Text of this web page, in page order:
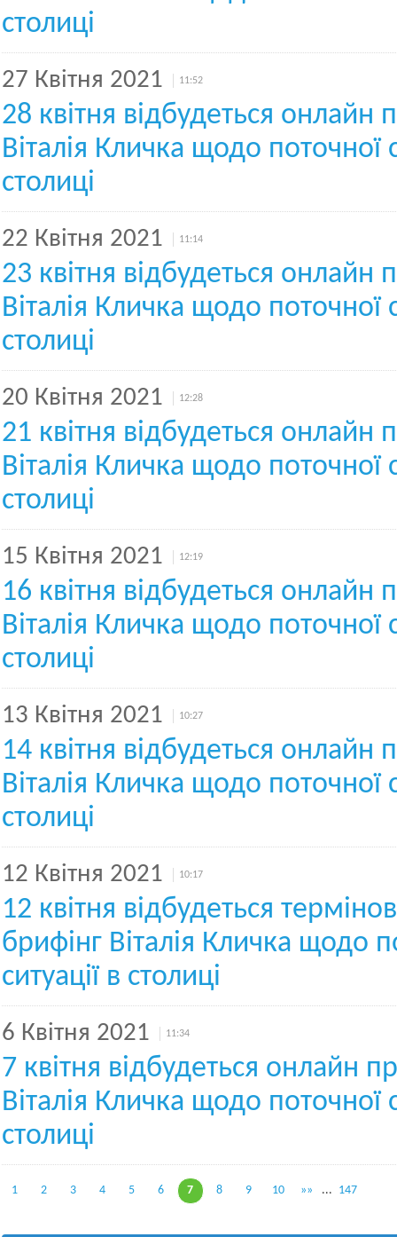
столиці
27 Квітня 2021 11:52
28 квітня відбудеться онлайн
Віталія Кличка щодо поточної
столиці
22 Квітня 2021 11:14
23 квітня відбудеться онлайн
Віталія Кличка щодо поточної
столиці
20 Квітня 2021 12:28
21 квітня відбудеться онлайн
Віталія Кличка щодо поточної
столиці
15 Квітня 2021 12:19
16 квітня відбудеться онлайн
Віталія Кличка щодо поточної
столиці
13 Квітня 2021 10:27
14 квітня відбудеться онлайн
Віталія Кличка щодо поточної
столиці
12 Квітня 2021 10:17
12 квітня відбудеться
брифінг Віталія Кличка щодо
ситуації в столиці
6 Квітня 2021 11:34
7 квітня відбудеться онлайн
Віталія Кличка щодо поточної
столиці
1 2 3 4 5 6 7 8 9 10 »» ... 147